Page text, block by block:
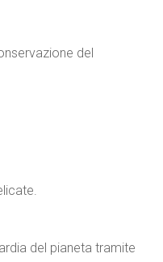
del
del pianeta tramite